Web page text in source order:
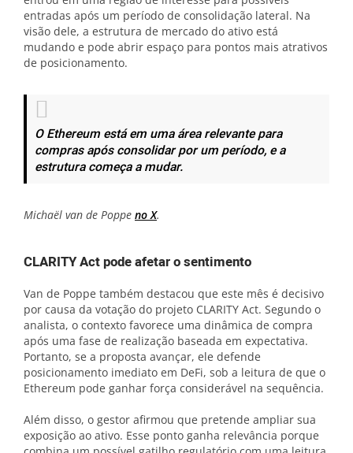
entradas após um período de consolidação lateral. Na
visão dele, a estrutura de mercado do ativo está
mudando e pode abrir espaço para pontos mais atrativos
de posicionamento.
O Ethereum está em uma área relevante para
compras após consolidar por um período, e a
estrutura começa a mudar.
Michaël van de Poppe no X.
CLARITY Act pode afetar o sentimento
Van de Poppe também destacou que este mês é decisivo
por causa da votação do projeto CLARITY Act. Segundo o
analista, o contexto favorece uma dinâmica de compra
após uma fase de realização baseada em expectativa.
Portanto, se a proposta avançar, ele defende
posicionamento imediato em DeFi, sob a leitura de que o
Ethereum pode ganhar força considerável na sequência.
Além disso, o gestor afirmou que pretende ampliar sua
exposição ao ativo. Esse ponto ganha relevância porque